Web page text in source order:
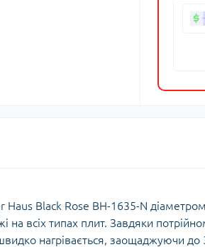
Black Rose BH-1635-N
на всіх типах плит. Завдяки
нагрівається, заощаджуючи до